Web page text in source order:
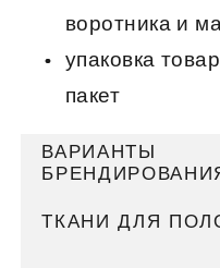
воротника и
упаковка
пакет
ВАРИАНТЫ
ТКАНИ ДЛЯ